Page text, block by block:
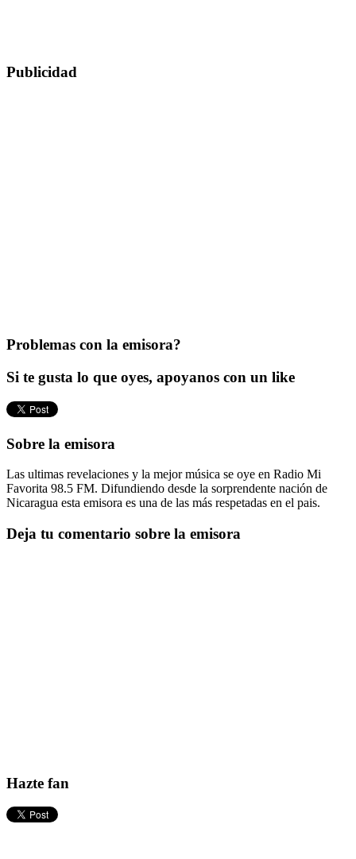
Publicidad
Problemas con la emisora?
Si te gusta lo que oyes, apoyanos con un like
Sobre la emisora
Las ultimas revelaciones y la mejor música se oye en Radio Mi
Favorita 98.5 FM. Difundiendo desde la sorprendente nación de
Nicaragua esta emisora es una de las más respetadas en el pais.
Deja tu comentario sobre la emisora
Hazte fan